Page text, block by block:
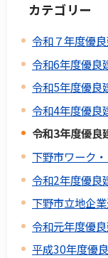
カテゴリー
令和７年度優
令和6年度優良
令和5年度優良
令和4年度優良
令和3年度優良
下野市ワーク
令和2年度優良
下野市立地企
令和元年度優
平成30年度優